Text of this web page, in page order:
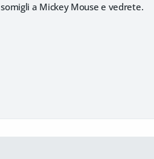
a Mickey Mouse e vedrete.